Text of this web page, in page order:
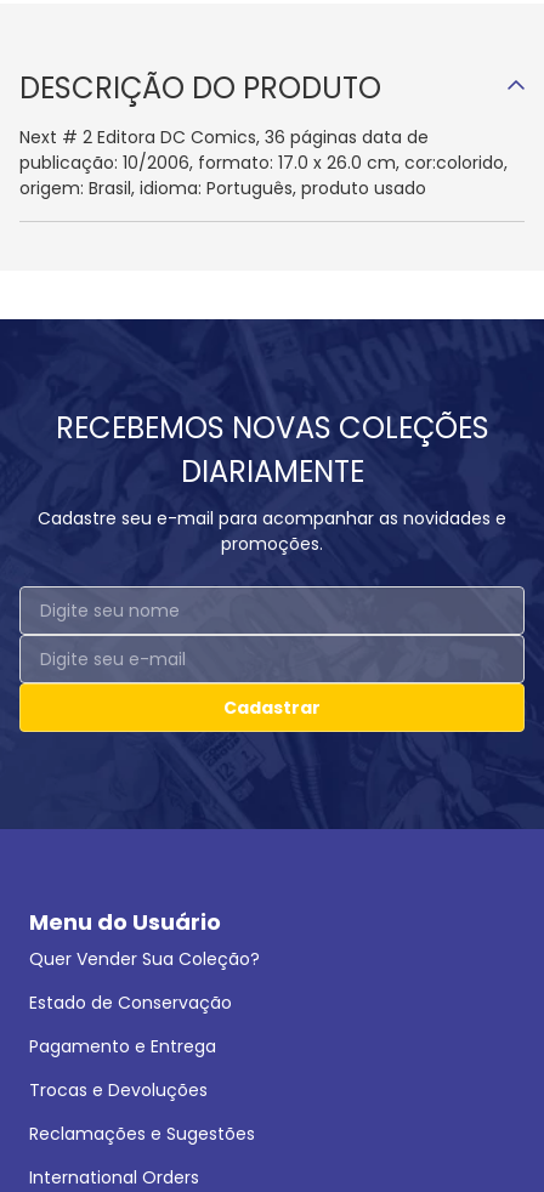
DESCRIÇÃO DO PRODUTO
Next # 2 Editora DC Comics, 36 páginas data de
publicação: 10/2006, formato: 17.0 x 26.0 cm, cor:colorido,
origem: Brasil, idioma: Português, produto usado
RECEBEMOS NOVAS COLEÇÕES
DIARIAMENTE
Cadastre seu e-mail para acompanhar as novidades e
promoções.
Cadastrar
Menu do Usuário
Quer Vender Sua Coleção?
Estado de Conservação
Pagamento e Entrega
Trocas e Devoluções
Reclamações e Sugestões
International Orders